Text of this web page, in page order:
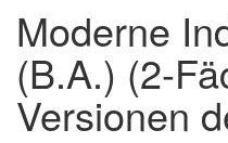
Moderne
(B.A.) (2-
Versionen